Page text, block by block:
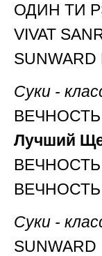
ОДИН ТИ
VIVAT
SUNWARD
Суки -
Лучший
Суки -